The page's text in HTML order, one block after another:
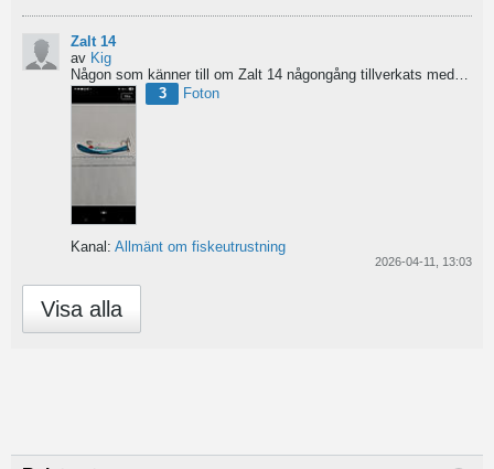
Zalt 14
av Kig
3
Foton
Kanal: Allmänt om fiskeutrustning
2026-04-11, 13:03
Visa alla